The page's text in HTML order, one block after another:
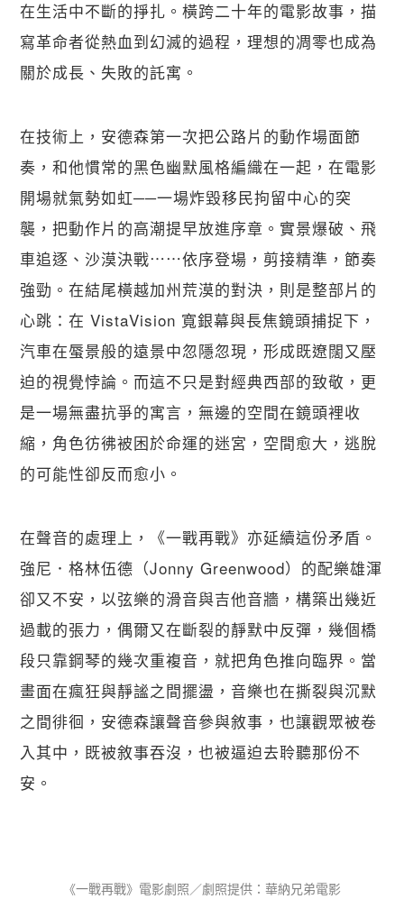
在生活中不斷的掙扎。橫跨二十年的電影故事，描
寫革命者從熱血到幻滅的過程，理想的凋零也成為
關於成長、失敗的託寓。
在技術上，安德森第一次把公路片的動作場面節
奏，和他慣常的黑色幽默風格編織在一起，在電影
開場就氣勢如虹──一場炸毀移民拘留中心的突
襲，把動作片的高潮提早放進序章。實景爆破、飛
車追逐、沙漠決戰⋯⋯依序登場，剪接精準，節奏
強勁。在結尾橫越加州荒漠的對決，則是整部片的
心跳：在 VistaVision 寬銀幕與長焦鏡頭捕捉下，
汽車在蜃景般的遠景中忽隱忽現，形成既遼闊又壓
迫的視覺悖論。而這不只是對經典西部的致敬，更
是一場無盡抗爭的寓言，無邊的空間在鏡頭裡收
縮，角色彷彿被困於命運的迷宮，空間愈大，逃脫
的可能性卻反而愈小。
在聲音的處理上，《一戰再戰》亦延續這份矛盾。
強尼．格林伍德（Jonny Greenwood）的配樂雄渾
卻又不安，以弦樂的滑音與吉他音牆，構築出幾近
過載的張力，偶爾又在斷裂的靜默中反彈，幾個橋
段只靠鋼琴的幾次重複音，就把角色推向臨界。當
畫面在瘋狂與靜謐之間擺盪，音樂也在撕裂與沉默
之間徘徊，安德森讓聲音參與敘事，也讓觀眾被卷
入其中，既被敘事吞沒，也被逼迫去聆聽那份不
安。
《一戰再戰》電影劇照／劇照提供：華納兄弟電影